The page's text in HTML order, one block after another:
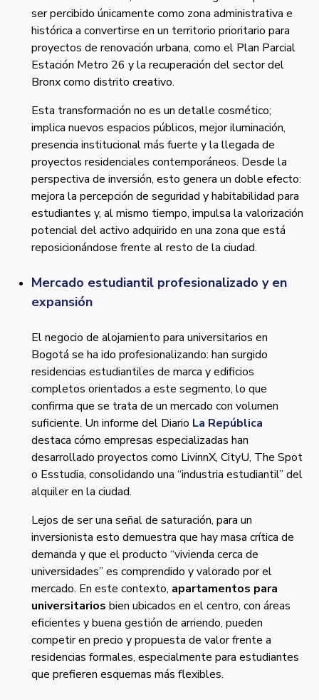
ser percibido únicamente como zona administrativa e
histórica a convertirse en un territorio prioritario para
proyectos de renovación urbana, como el Plan Parcial
Estación Metro 26 y la recuperación del sector del
Bronx como distrito creativo.
Esta transformación no es un detalle cosmético;
implica nuevos espacios públicos, mejor iluminación,
presencia institucional más fuerte y la llegada de
proyectos residenciales contemporáneos. Desde la
perspectiva de inversión, esto genera un doble efecto:
mejora la percepción de seguridad y habitabilidad para
estudiantes y, al mismo tiempo, impulsa la valorización
potencial del activo adquirido en una zona que está
reposicionándose frente al resto de la ciudad.
Mercado estudiantil profesionalizado y en
expansión
El negocio de alojamiento para universitarios en
Bogotá se ha ido profesionalizando: han surgido
residencias estudiantiles de marca y edificios
completos orientados a este segmento, lo que
confirma que se trata de un mercado con volumen
suficiente. Un informe del Diario La República
destaca cómo empresas especializadas han
desarrollado proyectos como LivinnX, CityU, The Spot
o Esstudia, consolidando una “industria estudiantil” del
alquiler en la ciudad.
Lejos de ser una señal de saturación, para un
inversionista esto demuestra que hay masa crítica de
demanda y que el producto “vivienda cerca de
universidades” es comprendido y valorado por el
mercado. En este contexto, apartamentos para
universitarios bien ubicados en el centro, con áreas
eficientes y buena gestión de arriendo, pueden
competir en precio y propuesta de valor frente a
residencias formales, especialmente para estudiantes
que prefieren esquemas más flexibles.